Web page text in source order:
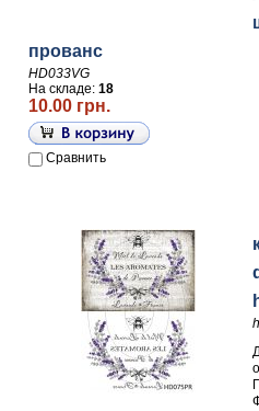
прованс
HD033VG
На складе: 18
10.00 грн.
Сравнить